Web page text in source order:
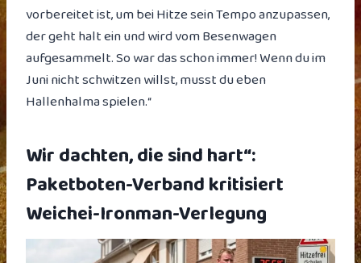
vorbereitet ist, um bei Hitze sein Tempo anzupassen,
der geht halt ein und wird vom Besenwagen
aufgesammelt. So war das schon immer! Wenn du im
Juni nicht schwitzen willst, musst du eben
Hallenhalma spielen.“
Wir dachten, die sind hart“:
Paketboten-Verband kritisiert
Weichei-Ironman-Verlegung